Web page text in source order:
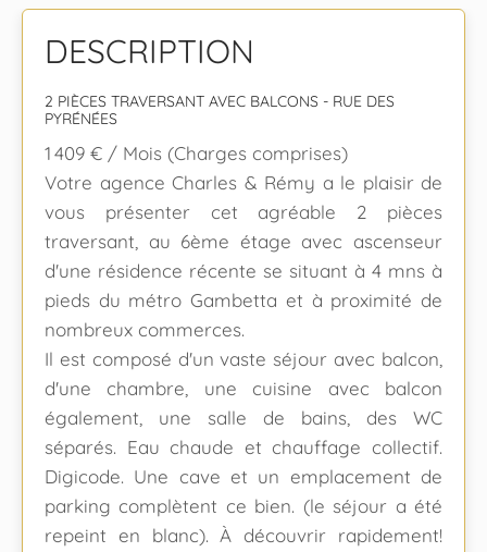
DESCRIPTION
2 PIÈCES TRAVERSANT AVEC BALCONS - RUE DES
PYRÉNÉES
1 409 € / Mois (Charges comprises)
Votre agence Charles & Rémy a le plaisir de
vous présenter cet agréable 2 pièces
traversant, au 6ème étage avec ascenseur
d'une résidence récente se situant à 4 mns à
pieds du métro Gambetta et à proximité de
nombreux commerces.
Il est composé d'un vaste séjour avec balcon,
d'une chambre, une cuisine avec balcon
également, une salle de bains, des WC
séparés. Eau chaude et chauffage collectif.
Digicode. Une cave et un emplacement de
parking complètent ce bien. (le séjour a été
repeint en blanc). À découvrir rapidement!